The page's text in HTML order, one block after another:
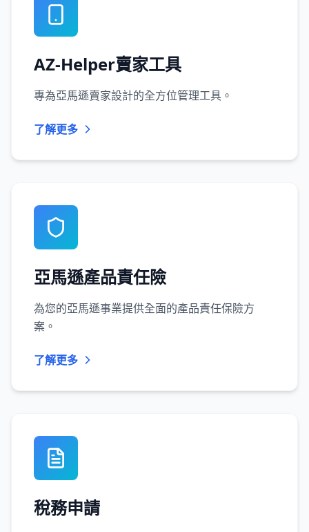
AZ-Helper賣家工具
專為亞馬遜賣家設計的全方位管理工具。
了解更多
亞馬遜產品責任險
為您的亞馬遜事業提供全面的產品責任保險方
案。
了解更多
稅務申請